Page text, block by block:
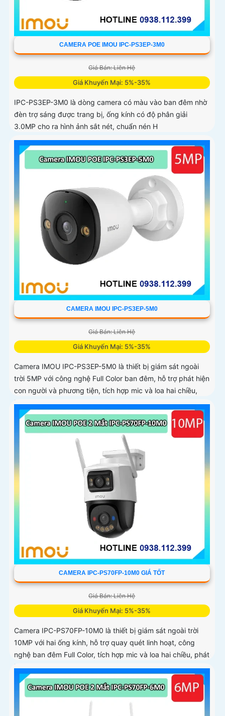
CAMERA POE IMOU IPC-PS3EP-3M0
Giá Bán: Liên Hệ
Giá Khuyến Mại: 5%-35%
IPC-PS3EP-3M0 là dòng camera có màu vào ban đêm nhờ
đèn trợ sáng được trang bị, ống kính có độ phân giải
3.0MP cho ra hình ảnh sắt nét, chuẩn nén H
CAMERA IMOU IPC-PS3EP-5M0
Giá Bán: Liên Hệ
Giá Khuyến Mại: 5%-35%
Camera IMOU IPC-PS3EP-5M0 là thiết bị giám sát ngoài
trời 5MP với công nghệ Full Color ban đêm, hỗ trợ phát hiện
con người và phương tiện, tích hợp mic và loa hai chiều,
kết nối PoE tiện lợi, phù hợp cho gia đình, cửa hàng và văn
phòng
CAMERA IPC-PS70FP-10M0 GIÁ TỐT
Giá Bán: Liên Hệ
Giá Khuyến Mại: 5%-35%
Camera IPC-PS70FP-10M0 là thiết bị giám sát ngoài trời
10MP với hai ống kính, hỗ trợ quay quét linh hoạt, công
nghệ ban đêm Full Color, tích hợp mic và loa hai chiều, phát
hiện con người và phương tiện, phù hợp lắp đặt cho gia
đình, cửa hàng và văn phòng